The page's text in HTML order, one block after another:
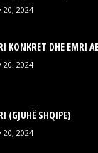
20, 2024
KONKRET DHE EMRI
20, 2024
(GJUHË SHQIPE)
20, 2024